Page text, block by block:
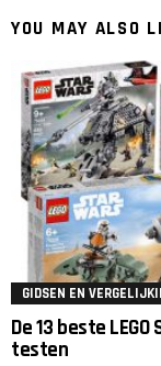
YOU MAY ALSO
GIDSEN EN
De 13 beste
testen